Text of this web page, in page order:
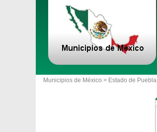
Municipios de México > Estado de Puebla